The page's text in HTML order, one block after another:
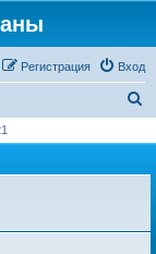
Вход
Регистрация
с